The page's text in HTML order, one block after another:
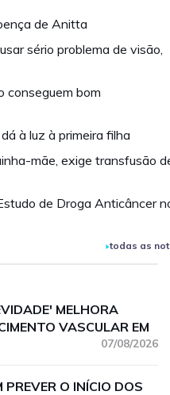
de Anitta
sério problema de visão,
conseguem bom
à luz à primeira filha
mãe, exige transfusão
de Droga Anticâncer
todas as
MELHORA
VASCULAR EM
07/08/2026
PREVER O INÍCIO DOS